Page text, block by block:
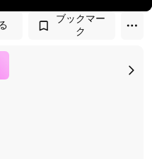
ブックマー
ク